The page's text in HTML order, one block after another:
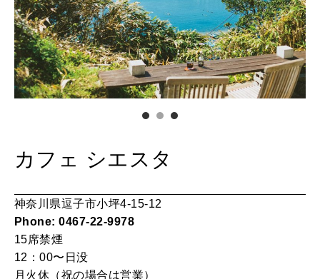
TRAVEL
どこ行く？
FORTUNE
明日のわたし
[12星座別] Monthly Love Holoscope
女神まり愛のタロットメッセージ
HEALTH
自分にやさしく
カフェ シエスタ
神奈川県逗子市小坪4-15-12
Phone: 0467-22-9978
15席禁煙
12：00〜日没
月火休（祝の場合は営業）